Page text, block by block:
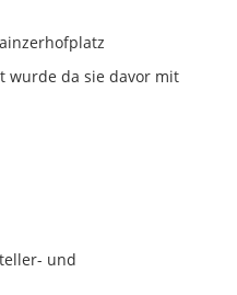
wurde da sie davor mit
und